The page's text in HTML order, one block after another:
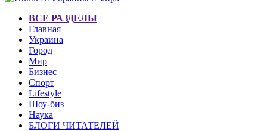
ВСЕ РАЗДЕЛЫ
Главная
Украина
Город
Мир
Бизнес
Спорт
Lifestyle
Шоу-биз
Наука
БЛОГИ ЧИТАТЕЛЕЙ